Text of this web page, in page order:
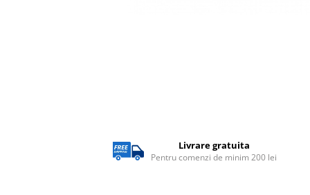
Livrare gratuita
Pentru comenzi de minim 200 lei